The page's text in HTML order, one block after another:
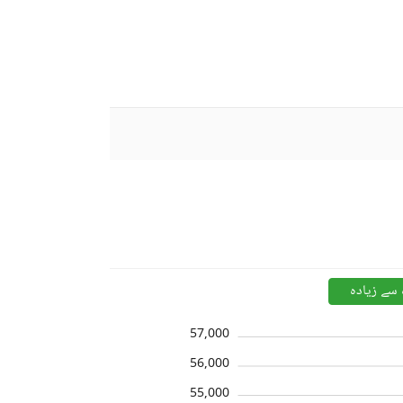
سے زیادہ
55,000
56,000
57,000